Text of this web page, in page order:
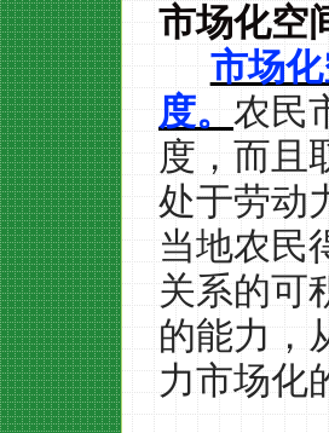
市场化空
市场
度。农民
度，而且
处于劳动
当地农民
关系的可
的能力，
力市场化